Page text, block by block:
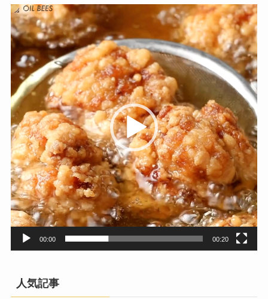
動
画
プ
レ
ー
ヤ
ー
00:00 00:20
人気記事